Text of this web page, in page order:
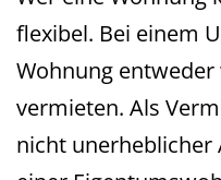
flexibel. Bei einem
Wohnung
vermieten. Als
nicht unerheblicher